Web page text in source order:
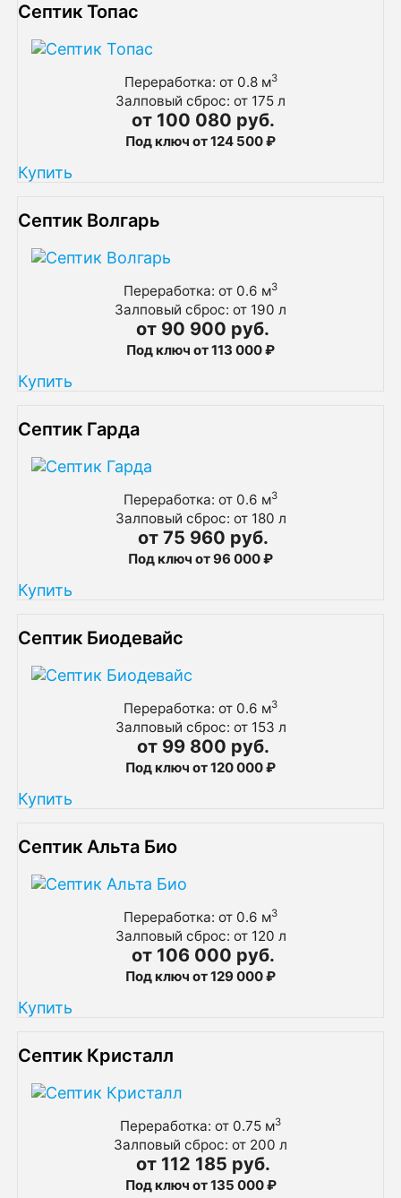
Септик Топас
Переработка: от 0.8 м3
Залповый сброс: от 175 л
от 100 080 руб.
Под ключ от 124 500 ₽
Купить
Септик Волгарь
Переработка: от 0.6 м3
Залповый сброс: от 190 л
от 90 900 руб.
Под ключ от 113 000 ₽
Купить
Септик Гарда
Переработка: от 0.6 м3
Залповый сброс: от 180 л
от 75 960 руб.
Под ключ от 96 000 ₽
Купить
Септик Биодевайс
Переработка: от 0.6 м3
Залповый сброс: от 153 л
от 99 800 руб.
Под ключ от 120 000 ₽
Купить
Септик Альта Био
Переработка: от 0.6 м3
Залповый сброс: от 120 л
от 106 000 руб.
Под ключ от 129 000 ₽
Купить
Септик Кристалл
Переработка: от 0.75 м3
Залповый сброс: от 200 л
от 112 185 руб.
Под ключ от 135 000 ₽